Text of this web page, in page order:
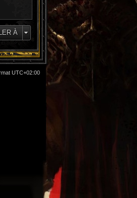
À
UTC+02:00